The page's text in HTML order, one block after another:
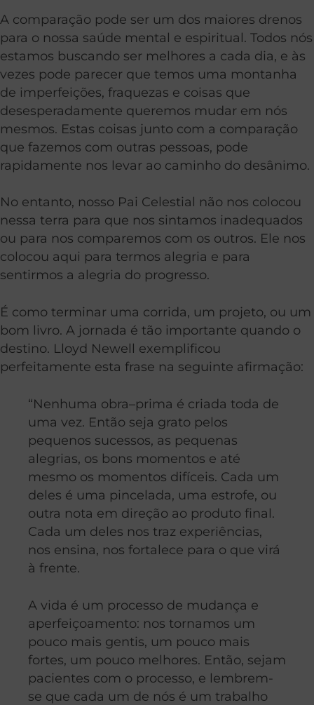
A comparação pode ser um dos maiores drenos
para o nossa saúde mental e espiritual. Todos nós
estamos buscando ser melhores a cada dia, e às
vezes pode parecer que temos uma montanha
de imperfeições, fraquezas e coisas que
desesperadamente queremos mudar em nós
mesmos. Estas coisas junto com a comparação
que fazemos com outras pessoas, pode
rapidamente nos levar ao caminho do desânimo.
No entanto, nosso Pai Celestial não nos colocou
nessa terra para que nos sintamos inadequados
ou para nos comparemos com os outros. Ele nos
colocou aqui para termos alegria e para
sentirmos a alegria do progresso.
É como terminar uma corrida, um projeto, ou um
bom livro. A jornada é tão importante quando o
destino. Lloyd Newell exemplificou
perfeitamente esta frase na seguinte afirmação:
“Nenhuma obra–prima é criada toda de
uma vez. Então seja grato pelos
pequenos sucessos, as pequenas
alegrias, os bons momentos e até
mesmo os momentos difíceis. Cada um
deles é uma pincelada, uma estrofe, ou
outra nota em direção ao produto final.
Cada um deles nos traz experiências,
nos ensina, nos fortalece para o que virá
à frente.
A vida é um processo de mudança e
aperfeiçoamento: nos tornamos um
pouco mais gentis, um pouco mais
fortes, um pouco melhores. Então, sejam
pacientes com o processo, e lembrem-
se que cada um de nós é um trabalho